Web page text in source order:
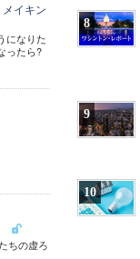
イキン
になりた
ったら?
ちの虚ろ
8
9
10